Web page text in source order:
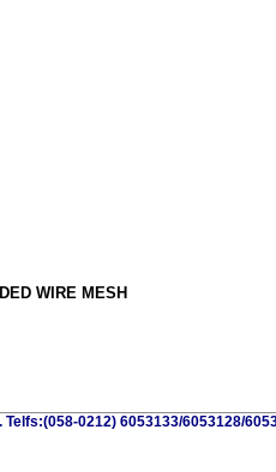
WIRE MESH
0212) 6053133/6053128/